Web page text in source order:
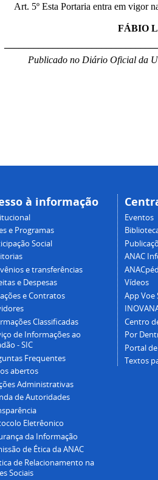
Art. 5º Esta Portaria entra em vigor
FÁBIO
Publicado no Diário Oficial da
à informação
e Programas
Social
e transferências
e Despesas
e Contratos
Classificadas
de Informações ao
- SIC
Frequentes
abertos
Administrativas
de Autoridades
Eletrêonico
da Informação
de Ética da ANAC
de Relacionamento na
Sociais
Eventos
ANAC
Vídeos
App Voe
Centro
Por
Portal
Textos